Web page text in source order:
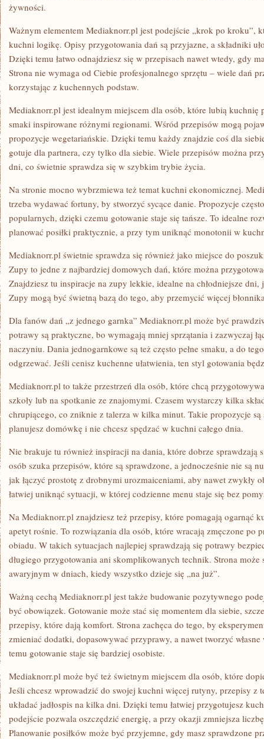
żywności.
Ważnym elementem Mediaknorr.pl jest podejście „krok po kroku”,
kuchni logikę. Opisy przygotowania dań są przyjazne, a składniki
Dzięki temu łatwo odnajdziesz się w przepisach nawet wtedy, gdy
Strona nie wymaga od Ciebie profesjonalnego sprzętu – wiele dań
korzystając z kuchennych podstaw.
Mediaknorr.pl jest idealnym miejscem dla osób, które lubią kuchnię
smaki inspirowane różnymi regionami. Wśród przepisów mogą
propozycje wegetariańskie. Dzięki temu każdy znajdzie coś dla
gotuje dla partnera, czy tylko dla siebie. Wiele przepisów można
dni, co świetnie sprawdza się w szybkim trybie życia.
Na stronie mocno wybrzmiewa też temat kuchni ekonomicznej.
trzeba wydawać fortuny, by stworzyć sycące danie. Propozycje
popularnych, dzięki czemu gotowanie staje się tańsze. To idealne
planować posiłki praktycznie, a przy tym uniknąć monotonii w
Mediaknorr.pl świetnie sprawdza się również jako miejsce do
Zupy to jedne z najbardziej domowych dań, które można
Znajdziesz tu inspiracje na zupy lekkie, idealne na chłodniejsze
Zupy mogą być świetną bazą do tego, aby przemycić więcej
Dla fanów dań „z jednego garnka” Mediaknorr.pl może być
potrawy są praktyczne, bo wymagają mniej sprzątania i zazwyczaj
naczyniu. Dania jednogarnkowe są też często pełne smaku, a do
odgrzewać. Jeśli cenisz kuchenne ułatwienia, ten styl gotowania
Mediaknorr.pl to także przestrzeń dla osób, które chcą
szkoły lub na spotkanie ze znajomymi. Czasem wystarczy kilka
chrupiącego, co zniknie z talerza w kilka minut. Takie propozycje
planujesz domówkę i nie chcesz spędzać w kuchni całego dnia.
Nie brakuje tu również inspiracji na dania, które dobrze sprawdzają
osób szuka przepisów, które są sprawdzone, a jednocześnie nie są
jak łączyć prostotę z drobnymi urozmaiceniami, aby nawet zwykły
łatwiej uniknąć sytuacji, w której codzienne menu staje się bez
Na Mediaknorr.pl znajdziesz też przepisy, które pomagają ogarnąć
apetyt rośnie. To rozwiązania dla osób, które wracają zmęczone po
obiadu. W takich sytuacjach najlepiej sprawdzają się potrawy
długiego przygotowania ani skomplikowanych technik. Strona może
awaryjnym w dniach, kiedy wszystko dzieje się „na już”.
Ważną cechą Mediaknorr.pl jest także budowanie pozytywnego
być obowiązek. Gotowanie może stać się momentem dla siebie,
przepisy, które dają komfort. Strona zachęca do tego, by
zmieniać dodatki, dopasowywać przyprawy, a nawet tworzyć
temu gotowanie staje się bardziej osobiste.
Mediaknorr.pl może być też świetnym miejscem dla osób, które
Jeśli chcesz wprowadzić do swojej kuchni więcej rutyny, przepisy z
układać jadłospis na kilka dni. Dzięki temu łatwiej przygotujesz
podejście pozwala oszczędzić energię, a przy okazji zmniejsza
Planowanie posiłków może być przyjemne, gdy masz sprawdzone